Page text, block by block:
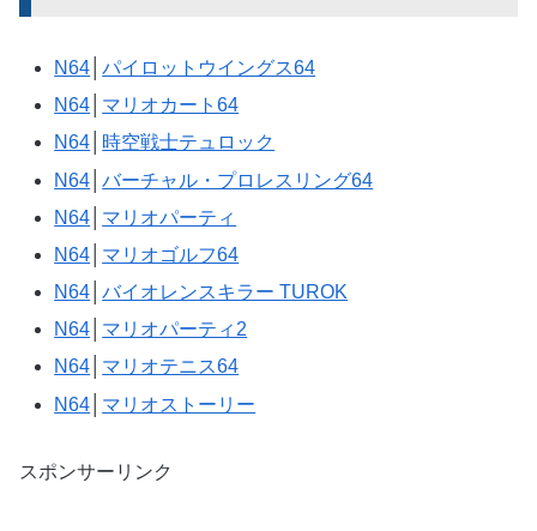
N64 │パイロットウイングス64
N64
マリオカート64
N64
時空戦士テュロック
N64 │バーチャル・プロレスリング64
N64
マリオパーティ
N64
マリオゴルフ64
N64 │バイオレンスキラー TUROK
N64
マリオパーティ2
N64
マリオテニス64
N64
マリオストーリー
スポンサーリンク